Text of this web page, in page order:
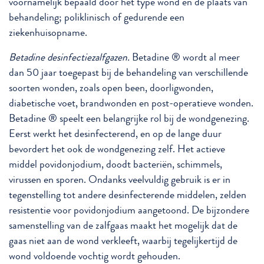
behandeling; poliklinisch of gedurende een
ziekenhuisopname.
Betadine desinfectiezalfgazen. Betadine ® wordt al meer
dan 50 jaar toegepast bij de behandeling van verschillende
soorten wonden, zoals open been, doorligwonden,
diabetische voet, brandwonden en post-operatieve wonden.
Betadine ® speelt een belangrijke rol bij de wondgenezing.
Eerst werkt het desinfecterend, en op de lange duur
bevordert het ook de wondgenezing zelf. Het actieve
middel povidonjodium, doodt bacteriën, schimmels,
virussen en sporen. Ondanks veelvuldig gebruik is er in
tegenstelling tot andere desinfecterende middelen, zelden
resistentie voor povidonjodium aangetoond. De bijzondere
samenstelling van de zalfgaas maakt het mogelijk dat de
gaas niet aan de wond verkleeft, waarbij tegelijkertijd de
wond voldoende vochtig wordt gehouden.